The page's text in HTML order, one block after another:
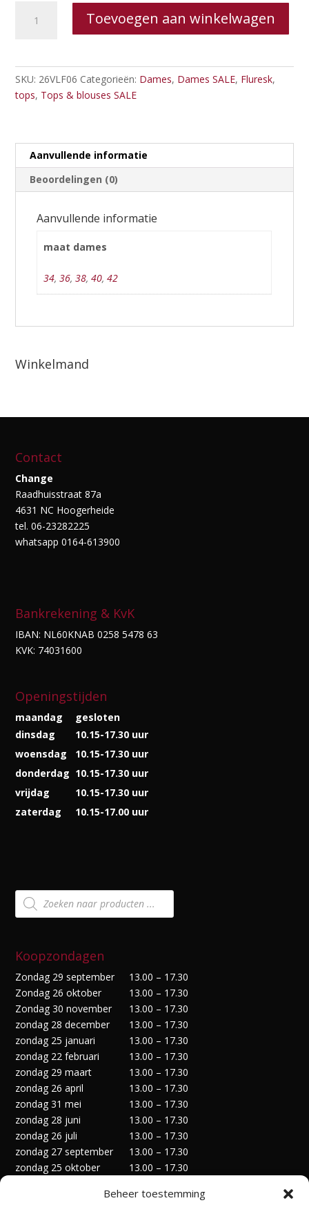
Beheer toestemming
fynne
Toevoegen aan winkelwagen
SKU: 26VLF06 Categorieën: Dames, Dames SALE, Fluresk,
tops, Tops & blouses SALE
Aanvullende informatie
Beoordelingen (0)
Aanvullende informatie
maat dames
34, 36, 38, 40, 42
Winkelmand
Contact
Change
Raadhuisstraat 87a
4631 NC Hoogerheide
tel. 06-23282225
whatsapp 0164-613900
Bankrekening & KvK
IBAN: NL60KNAB 0258 5478 63
KVK: 74031600
Openingstijden
maandag
gesloten
dinsdag
10.15-17.30 uur
woensdag
10.15-17.30 uur
donderdag 10.15-17.30 uur
vrijdag
10.15-17.30 uur
zaterdag
10.15-17.00 uur
Producten
zoeken
Koopzondagen
Zondag 29 september
13.00 – 17.30
Zondag 26 oktober
13.00 – 17.30
Zondag 30 november
13.00 – 17.30
zondag 28 december
13.00 – 17.30
zondag 25 januari
13.00 – 17.30
zondag 22 februari
13.00 – 17.30
zondag 29 maart
13.00 – 17.30
zondag 26 april
13.00 – 17.30
zondag 31 mei
13.00 – 17.30
zondag 28 juni
13.00 – 17.30
zondag 26 juli
13.00 – 17.30
zondag 27 september
13.00 – 17.30
zondag 25 oktober
13.00 – 17.30
zondag 27 december
13.00 – 17.30